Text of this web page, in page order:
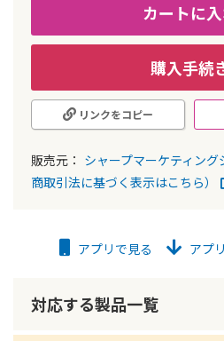
カートに
購入手続
リンクをコピー
販売元： シャープマーケティン
商取引法に基づく表示はこちら）
アプリで見る アプ
対応する製品一覧